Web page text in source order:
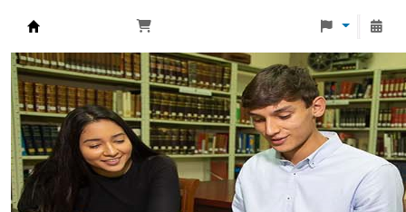
Biblioteca Universidad Monteávila